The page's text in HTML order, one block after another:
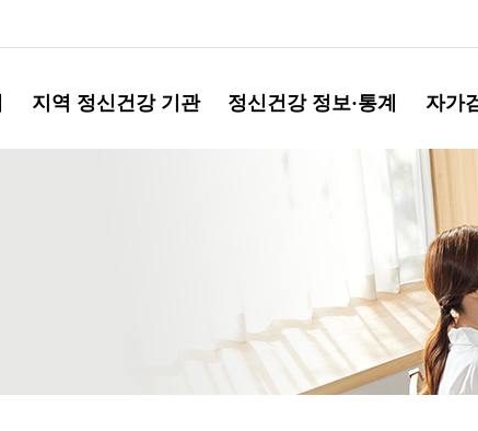
지역 정신건강 기관 정신건강 정보·통계 자가